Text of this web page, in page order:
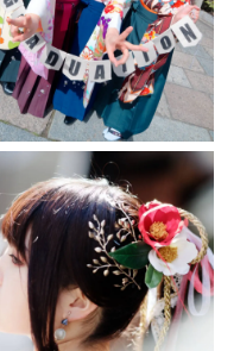
分
分
りなどご記入くださ